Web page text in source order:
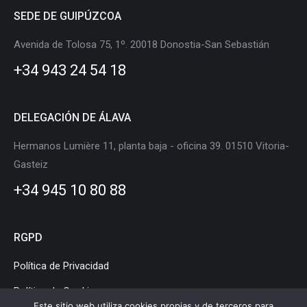
opens
window
opens
window
opens
in
window
opens
in
window
opens
in
window
in
SEDE DE GUIPÚZCOA
Avenida de Tolosa 75, 1º. 20018 Donostia-San Sebastián
+34 943 24 54 18
DELEGACIÓN DE ÁLAVA
Hermanos Lumière 11, planta baja - oficina 39. 01510 Vitoria-
Gasteiz
+34 945 10 80 88
RGPD
Política de Privacidad
Política de Cookies